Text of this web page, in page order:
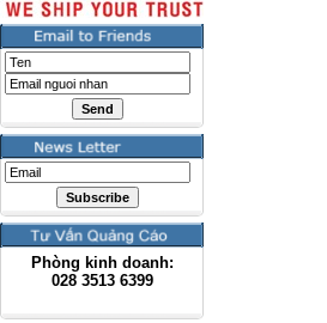
Phòng kinh doanh:
028 3513 6399